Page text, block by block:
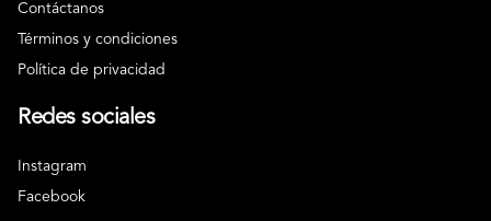
Contáctanos
Términos y condiciones
Política de privacidad
Redes sociales
Instagram
Facebook